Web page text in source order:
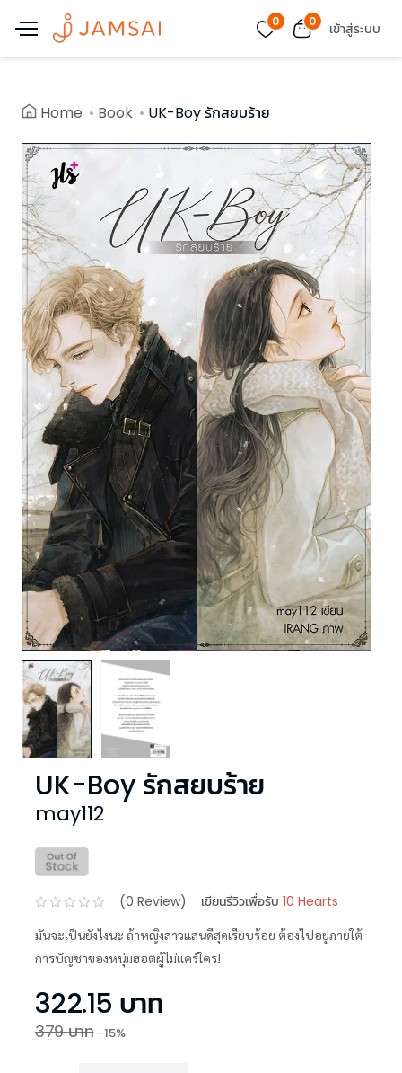
0 0 เข้าสู่ระบบ
Home Book UK-Boy รักสยบร้าย
UK-Boy รักสยบร้าย
may112
(0 Review) เขียนรีวิวเพื่อรับ 10 Hearts
มันจะเป็นยังไงนะ ถ้าหญิงสาวแสนดีสุดเรียบร้อย ต้องไปอยู่ภายใต้
การบัญชาของหนุ่มฮอตผู้ไม่แคร์ใคร!
322.15 บาท
379บาท -15%